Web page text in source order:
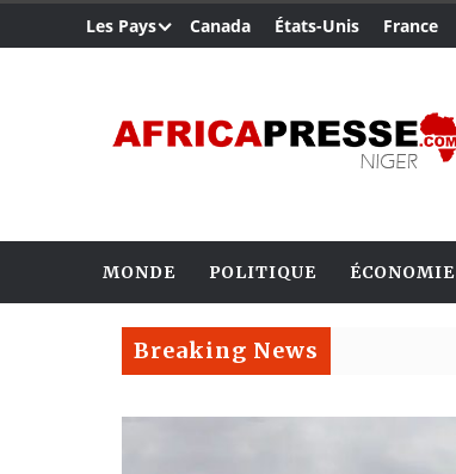
Les Pays Canada États-Unis France
MONDE POLITIQUE ÉCONOMIE
Breaking News